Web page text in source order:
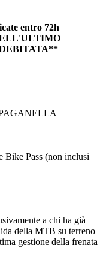
entro 72h
Bike Pass (non inclusi
a chi ha già
della MTB su terreno
gestione della frenata